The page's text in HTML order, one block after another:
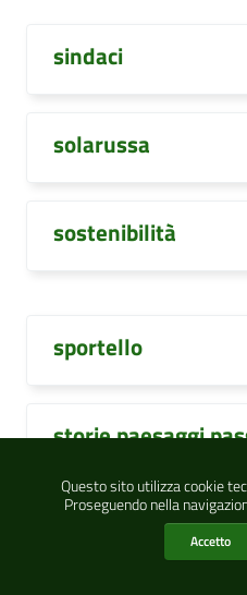
Questo sito utilizza cookie
Proseguendo nella
Accetto
sindaci
solarussa
sostenibilità
sportello
storie paesaggi
studentesse